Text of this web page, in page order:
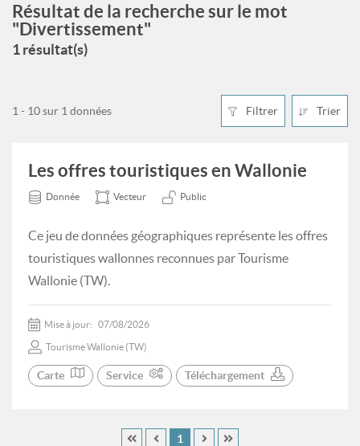
Résultat de la recherche sur le mot
"Divertissement"
1 résultat(s)
Filtrer Trier
1 - 10 sur 1 données
Les offres touristiques en Wallonie
Donnée Vecteur Public
Ce jeu de données géographiques représente les offres
touristiques wallonnes reconnues par Tourisme
Wallonie (TW).
Mise à jour: 07/08/2026
Tourisme Wallonie (TW)
Carte Service Téléchargement
1